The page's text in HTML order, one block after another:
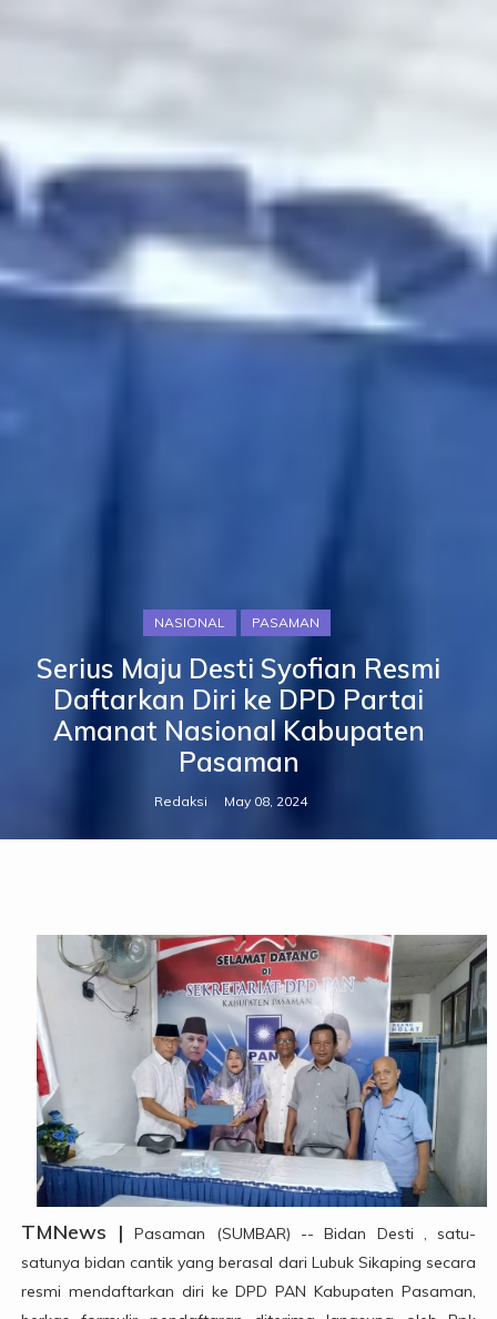
NASIONAL PASAMAN
Serius Maju Desti Syofian Resmi
Daftarkan Diri ke DPD Partai
Amanat Nasional Kabupaten
Pasaman
Redaksi May 08, 2024
TMNews |Pasaman (SUMBAR) -- Bidan Desti , satu-
satunya bidan cantik yang berasal dari Lubuk Sikaping secara
resmi mendaftarkan diri ke DPD PAN Kabupaten Pasaman,